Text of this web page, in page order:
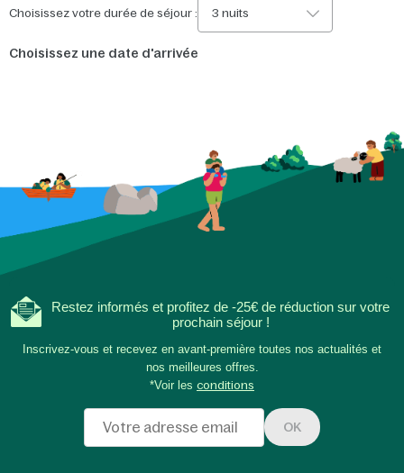
Choisissez votre durée de séjour : 3 nuits
Choisissez une date d'arrivée
Restez informés et profitez de -25€ de réduction sur votre
prochain séjour !
Inscrivez-vous et recevez en avant-première toutes nos actualités et
nos meilleures offres.
*Voir les conditions
OK